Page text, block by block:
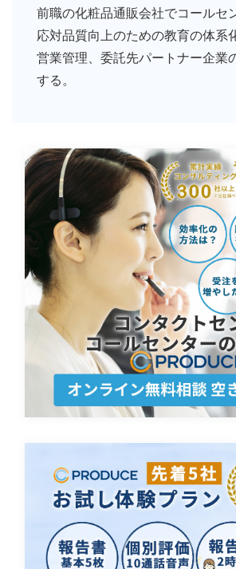
前職の化粧品通販会社でコールセ
応対品質向上のための教育の体系
営業管理、委託先パートナー企業
する。